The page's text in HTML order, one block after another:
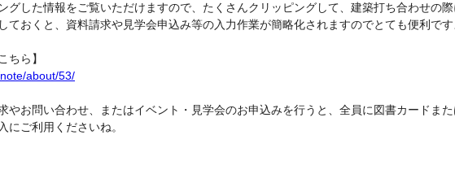
グした情報をご覧いただけますので、たくさんクリッピングして、建築打ち合わせの際
ておくと、資料請求や見学会申込み等の入力作業が簡略化されますのでとても便利です
ちら】
about/53/
やお問い合わせ、またはイベント・見学会のお申込みを行うと、全員に図書カードま
にご利用くださいね。